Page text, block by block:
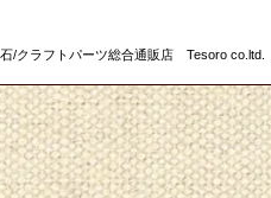
クラフトパーツ総合通販店 Tesoro co.ltd.